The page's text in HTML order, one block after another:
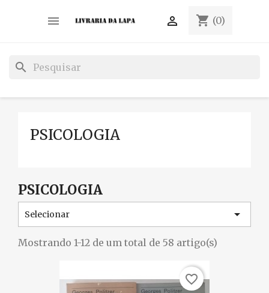
 shopping_cart (0)

search
PSICOLOGIA
PSICOLOGIA
Selecionar 
Mostrando 1-12 de um total de 58 artigo(s)
favorite_border